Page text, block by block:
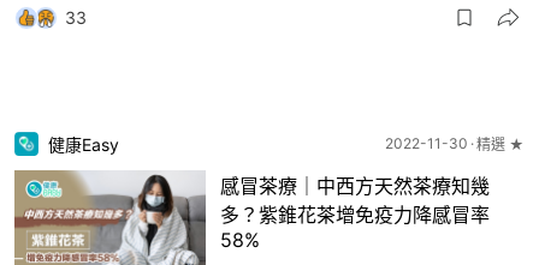
33
健康Easy 2022-11-30 精選 ★
感冒茶療｜中西方天然茶療知幾
多？紫錐花茶增免疫力降感冒率
58%